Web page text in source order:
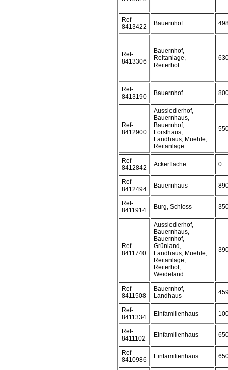
Ref-
8413422
Bauernhof
Ref-
8413306
Bauernhof,
Reitanlage,
Reiterhof
Ref-
8413190
Bauernhof
Ref-
8412900
Aussiedlerhof,
Bauernhaus,
Bauernhof,
Forsthaus,
Landhaus, Muehle,
Reitanlage
Ref-
8412842
Ackerfläche 0
Ref-
8412494
Bauernhaus
Ref-
8411914
Burg, Schloss
Ref-
8411740
Aussiedlerhof,
Bauernhaus,
Bauernhof,
Grünland,
Landhaus, Muehle,
Reitanlage,
Reiterhof,
Weideland
Ref-
8411508
Bauernhof,
Landhaus
Ref-
8411334
Einfamilienhaus
Ref-
8411102
Einfamilienhaus
Ref-
8410986
Einfamilienhaus